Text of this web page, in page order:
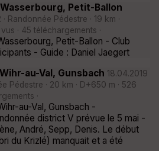
Petit-Ballon
Randonnée Pédestre · 19 km ·
· 45 téléchargements ·
Petit-Ballon - Club
- Guide : Daniel Jaegert
au-Val, Gunsbach 18.04.2019
Pédestre · 20 km · D+650 m · 526
·
au-Val, Gunsbach -
district V prévue le 5 mai -
André, Sepp, Denis. Le début
du Krizlé) manquait et a été